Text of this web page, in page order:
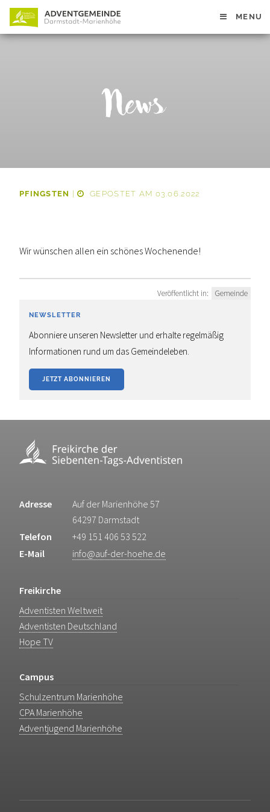
MENU
News
PFINGSTEN | GEPOSTET AM 03.06.2022
Wir wünschen allen ein schönes Wochenende!
Veröffentlicht in: Gemeinde
NEWSLETTER
Abonniere unseren Newsletter und erhalte regelmäßig
Informationen rund um das Gemeindeleben.
JETZT ABONNIEREN
Adresse
Auf der Marienhöhe 57
64297 Darmstadt
Telefon
+49 151 406 53 522
E-Mail
info@auf-der-hoehe.de
Freikirche
Adventisten Weltweit
Adventisten Deutschland
Hope TV
Campus
Schulzentrum Marienhöhe
CPA Marienhöhe
Adventjugend Marienhöhe